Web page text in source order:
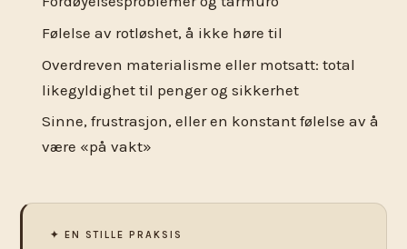
Følelse av rotløshet, å ikke høre til
Overdreven materialisme eller motsatt: total
likegyldighet til penger og sikkerhet
Sinne, frustrasjon, eller en konstant følelse av å
være «på vakt»
✦ EN STILLE PRAKSIS